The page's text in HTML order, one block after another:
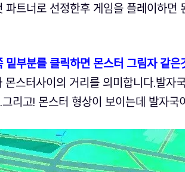
파트너로 선정한후 게임을 플레이하
밑부분를 클릭하면 몬스터 그림자 같
몬스터사이의 거리를 의미합니다.발
그리고! 몬스터 형상이 보이는데 발자